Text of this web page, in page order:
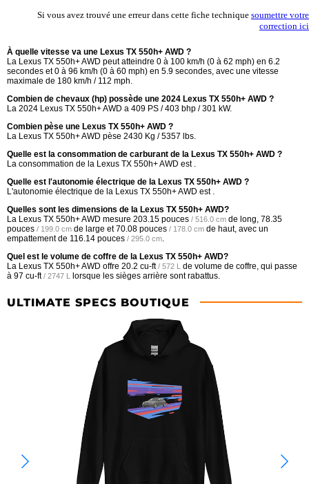
Si vous avez trouvé une erreur dans cette fiche technique soumettre votre
correction ici
À quelle vitesse va une Lexus TX 550h+ AWD ?
La Lexus TX 550h+ AWD peut atteindre 0 à 100 km/h (0 à 62 mph) en 6.2
secondes et 0 à 96 km/h (0 à 60 mph) en 5.9 secondes, avec une vitesse
maximale de 180 km/h / 112 mph.
Combien de chevaux (hp) possède une 2024 Lexus TX 550h+ AWD ?
La 2024 Lexus TX 550h+ AWD a 409 PS / 403 bhp / 301 kW.
Combien pèse une Lexus TX 550h+ AWD ?
La Lexus TX 550h+ AWD pèse 2430 Kg / 5357 lbs.
Quelle est la consommation de carburant de la Lexus TX 550h+ AWD ?
La consommation de la Lexus TX 550h+ AWD est .
Quelle est l'autonomie électrique de la Lexus TX 550h+ AWD ?
L'autonomie électrique de la Lexus TX 550h+ AWD est .
Quelles sont les dimensions de la Lexus TX 550h+ AWD?
La Lexus TX 550h+ AWD mesure 203.15 pouces / 516.0 cm de long, 78.35
pouces / 199.0 cm de large et70.08 pouces / 178.0 cm de haut, avec un
empattement de 116.14 pouces / 295.0 cm
Quel est le volume de coffre de la Lexus TX 550h+ AWD?
La Lexus TX 550h+ AWD offre 20.2 cu-ft / 572 L de volume de coffre, qui passe
à 97 cu-ft / 2747 L lorsque les sièges arrière sont rabattus.
ULTIMATE SPECS BOUTIQUE